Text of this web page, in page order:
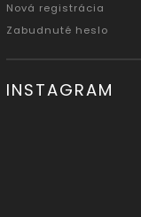
Nová registrácia
Zabudnuté heslo
INSTAGRAM